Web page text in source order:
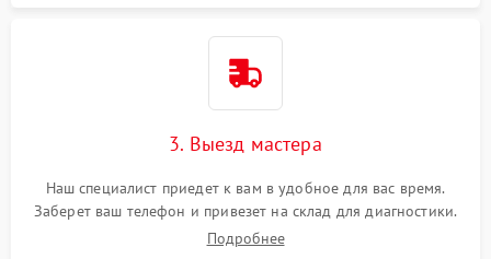
3. Выезд мастера
Наш специалист приедет к вам в удобное для вас время.
Заберет ваш телефон и привезет на склад для диагностики.
Подробнее